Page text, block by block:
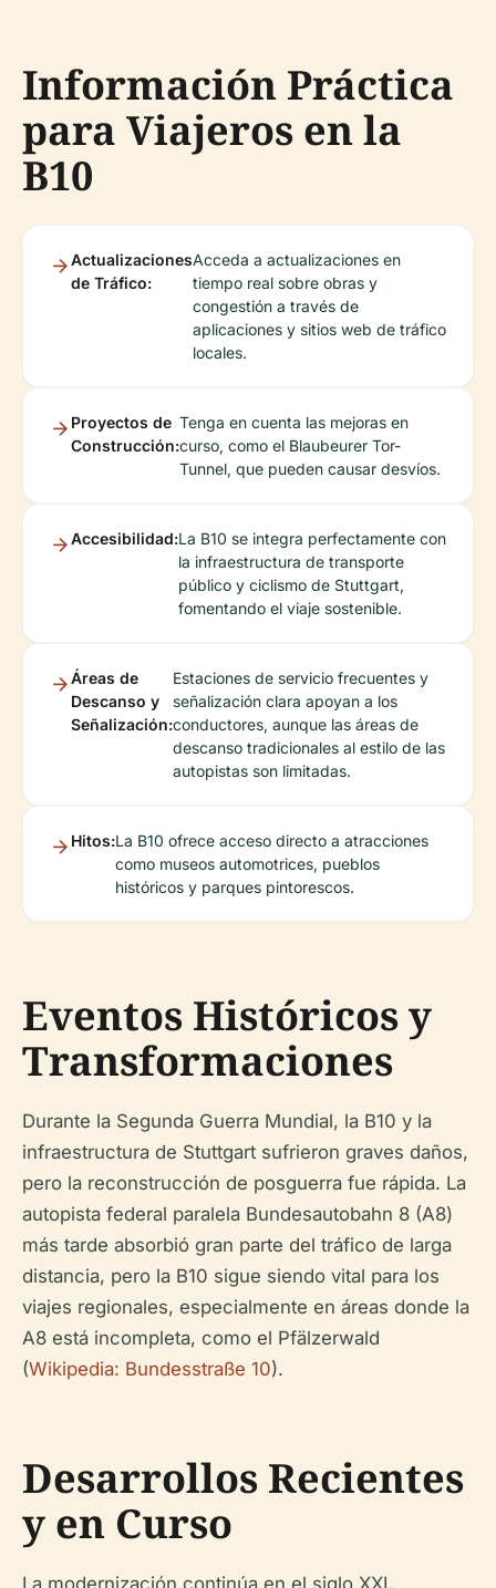
Información Práctica
para Viajeros en la
B10
Actualizaciones
de Tráfico:
Acceda a actualizaciones en
tiempo real sobre obras y
congestión a través de
aplicaciones y sitios web de tráfico
locales.
Proyectos de
Construcción:
Tenga en cuenta las mejoras en
curso, como el Blaubeurer Tor-
Tunnel, que pueden causar desvíos.
Accesibilidad:La B10 se integra perfectamente con
la infraestructura de transporte
público y ciclismo de Stuttgart,
fomentando el viaje sostenible.
Áreas de
Descanso y
Señalización:
Estaciones de servicio frecuentes y
señalización clara apoyan a los
conductores, aunque las áreas de
descanso tradicionales al estilo de las
autopistas son limitadas.
Hitos:La B10 ofrece acceso directo a atracciones
como museos automotrices, pueblos
históricos y parques pintorescos.
Eventos Históricos y
Transformaciones
Durante la Segunda Guerra Mundial, la B10 y la
infraestructura de Stuttgart sufrieron graves daños,
pero la reconstrucción de posguerra fue rápida. La
autopista federal paralela Bundesautobahn 8 (A8)
más tarde absorbió gran parte del tráfico de larga
distancia, pero la B10 sigue siendo vital para los
viajes regionales, especialmente en áreas donde la
A8 está incompleta, como el Pfälzerwald
(Wikipedia: Bundesstraße 10).
Desarrollos Recientes
y en Curso
La modernización continúa en el siglo XXI,